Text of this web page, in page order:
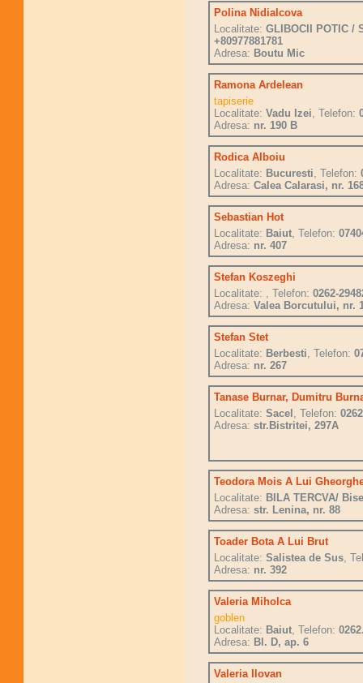
Polina Nidialcova
Localitate: GLIBOCII POTIC /
+80977881781
Adresa: Boutu Mic
Ramona Ardelean
tapiserie
Localitate: Vadu Izei , Telefon:
Adresa: nr. 190 B
Rodica Alboiu
Localitate: Bucuresti , Telefon:
Adresa: Calea Calarasi, nr.
Sebastian Hot
Localitate: Baiut, Telefon:
Adresa: nr. 407
Stefan Koszeghi
Localitate:
, Telefon: 0262-
Adresa: Valea Borcutului, nr.
Stefan Stet
Localitate: Berbesti , Telefon:
Adresa: nr. 267
Tanase Burnar, Dumitru
Localitate: Sacel , Telefon:
Adresa: str.Bistritei, 297A
Teodora Mois A Lui
Localitate: BILA TERCVA/
Adresa: str. Lenina, nr. 88
Toader Bota A Lui Brut
Localitate: Salistea de Sus,
Adresa: nr. 392
Valeria Miholca
goblen
Localitate: Baiut, Telefon:
Adresa: Bl. D, ap. 6
Valeria Ilovan